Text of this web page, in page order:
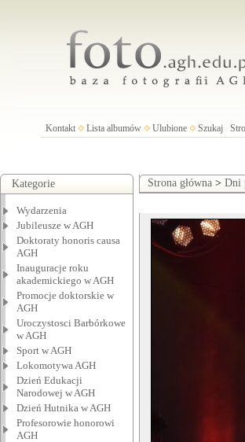
Kontakt Lista albumów Ulubione Szukaj
Kategorie
Wydarzenia
Jubileusze w AGH
Doktoraty honoris causa
AGH
Inauguracje roku
akademickiego w AGH
Promocje doktorskie w
AGH
Uroczystosci Barbórkowe
w AGH
Sport w AGH
Lokomotywa AGH
Dzień Edukacji
Narodowej w AGH
Dzień Hutnika w AGH
Profesorowie honorowi
AGH
Strona główna > Dni